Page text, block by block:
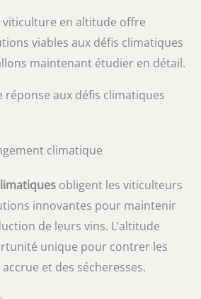
viticulture en altitude offre
viables aux défis climatiques
maintenant étudier en détail.
réponse aux défis climatiques
climatique
obligent les viticulteurs
innovantes pour maintenir
de leurs vins. L’altitude
unique pour contrer les
et des sécheresses.